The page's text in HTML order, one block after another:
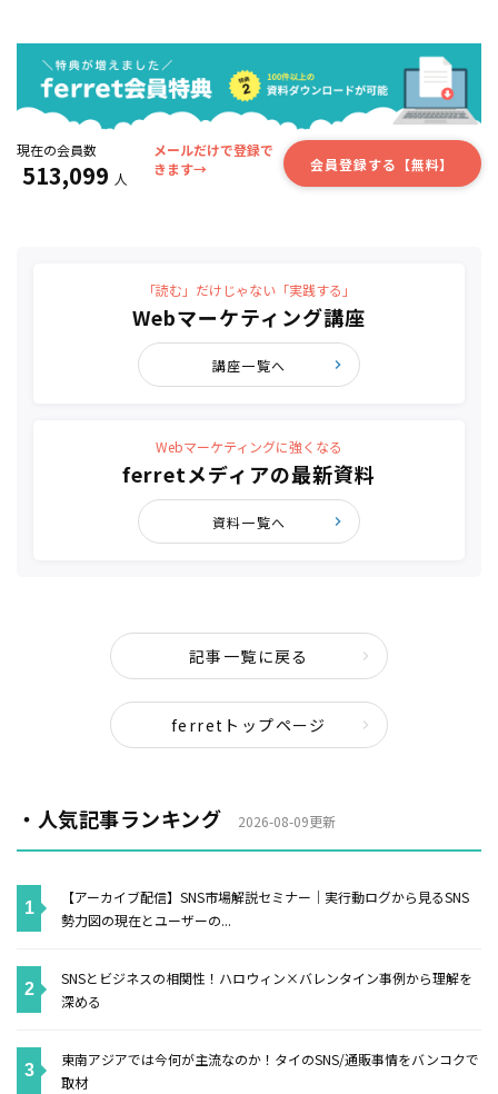
現在の会員数
513,099 人
メールだけで登録で
きます→
会員登録する【無料】
「読む」だけじゃない「実践する」
Webマーケティング講座
講座一覧へ
Webマーケティングに強くなる
ferretメディアの最新資料
資料一覧へ
記事一覧に戻る
ferretトップページ
・人気記事ランキング 2026-08-09更新
【アーカイブ配信】SNS市場解説セミナー｜実行動ログから見るSNS
勢力図の現在とユーザーの...
SNSとビジネスの相関性！ハロウィン×バレンタイン事例から理解を
深める
東南アジアでは今何が主流なのか！タイのSNS/通販事情をバンコクで
取材